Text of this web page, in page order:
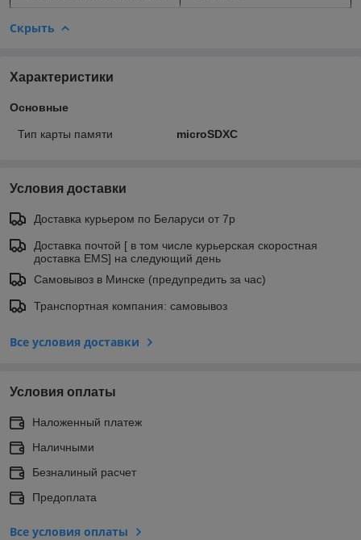
Скрыть
Характеристики
Основные
Тип карты памяти microSDXC
Условия доставки
Доставка курьером по Беларуси от 7р
Доставка почтой [ в том числе курьерская скоростная
доставка EMS] на следующий день
Самовывоз в Минске (предупредить за час)
Транспортная компания: самовывоз
Все условия доставки
Условия оплаты
Наложенный платеж
Наличными
Безналиный расчет
Предоплата
Все условия оплаты